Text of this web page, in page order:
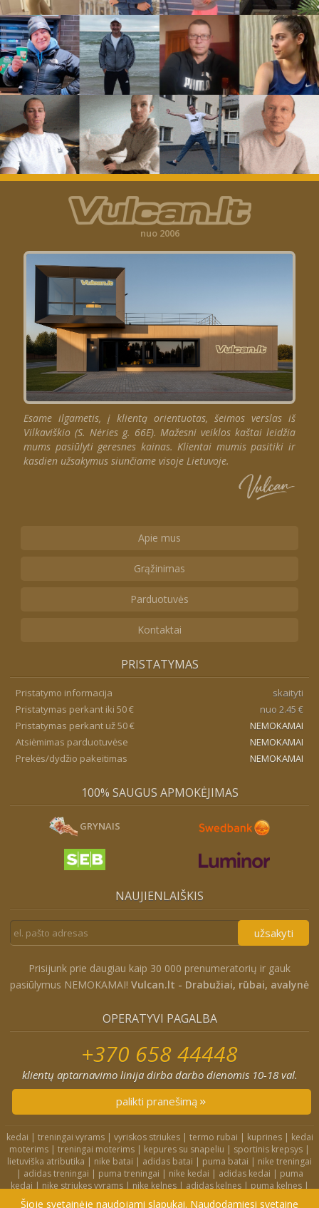
nuo 2006
Esame ilgametis, į klientą orientuotas, šeimos verslas iš
Vilkaviškio (S. Nėries g. 66E). Mažesni veiklos kaštai leidžia
mums pasiūlyti geresnes kainas. Klientai mumis pasitiki ir
kasdien užsakymus siunčiame visoje Lietuvoje.
Apie mus
Grąžinimas
Parduotuvės
Kontaktai
PRISTATYMAS
Pristatymo informacija
skaityti
Pristatymas perkant iki 50 €
nuo 2.45 €
Pristatymas perkant už 50 €
NEMOKAMAI
Atsiėmimas parduotuvėse
NEMOKAMAI
Prekės/dydžio pakeitimas
NEMOKAMAI
100% SAUGUS APMOKĖJIMAS
GRYNAIS
NAUJIENLAIŠKIS
užsakyti
Prisijunk prie daugiau kaip 30 000 prenumeratorių ir gauk
pasiūlymus NEMOKAMAI! Vulcan.lt - Drabužiai, rūbai, avalynė
OPERATYVI PAGALBA
+370 658 44448
klientų aptarnavimo linija dirba darbo dienomis 10-18 val.
palikti pranešimą
kedai | treningai vyrams| vyriskos striukes| termo rubai | kuprines| kedai
moterims | treningai moterims | kepures su snapeliu | sportinis krepsys |
lietuviška atributika | nike batai | adidas batai | puma batai | nike treningai
| adidas treningai | puma treningai | nike kedai | adidas kedai | puma
kedai | nike striukes vyrams| nike kelnes| adidas kelnes| puma kelnes|
nike kuprines
nike kojines nike treningai moterims
Šioje svetainėje naudojami slapukai. Naudodamiesi svetaine